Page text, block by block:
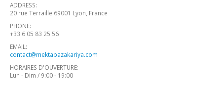
ADDRESS:
20 rue Terraille 69001 Lyon, France
PHONE:
+33 6 05 83 25 56
EMAIL:
contact@mektabazakariya.com
HORAIRES D'OUVERTURE:
Lun - Dim / 9:00 - 19:00